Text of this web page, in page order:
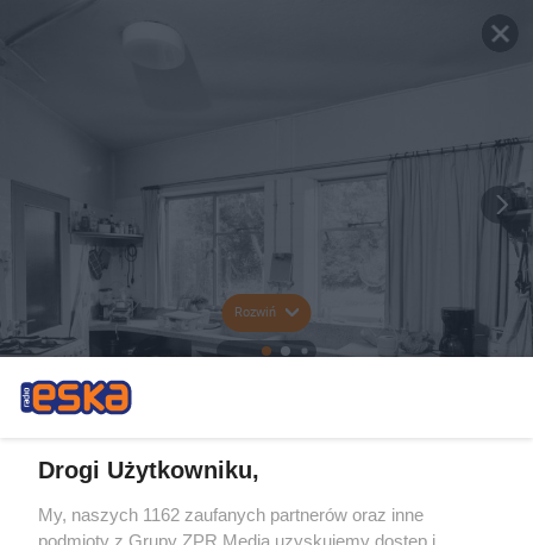
Rozwiń
Drogi Użytkowniku,
My, naszych 1162 zaufanych partnerów oraz inne
podmioty z Grupy ZPR Media uzyskujemy dostęp i